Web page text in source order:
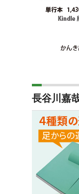
長谷川嘉